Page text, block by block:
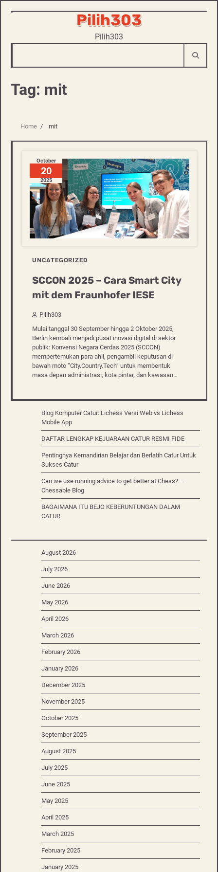
Skip
Pilih303
Pilih303
Tag: mit
Home mit
October
20
2025
UNCATEGORIZED
SCCON 2025 – Cara Smart City
mit dem Fraunhofer IESE
Pilih303
Mulai tanggal 30 September hingga 2 Oktober 2025,
Berlin kembali menjadi pusat inovasi digital di sektor
publik: Konvensi Negara Cerdas 2025 (SCCON)
mempertemukan para ahli, pengambil keputusan di
bawah moto “City.Country.Tech” untuk membentuk
masa depan administrasi, kota pintar, dan kawasan…
Blog Komputer Catur: Lichess Versi Web vs Lichess
Mobile App
DAFTAR LENGKAP KEJUARAAN CATUR RESMI FIDE
Pentingnya Kemandirian Belajar dan Berlatih Catur Untuk
Sukses Catur
Can we use running advice to get better at Chess? –
Chessable Blog
BAGAIMANA ITU BEJO KEBERUNTUNGAN DALAM
CATUR
August 2026
July 2026
June 2026
May 2026
April 2026
March 2026
February 2026
January 2026
December 2025
November 2025
October 2025
September 2025
August 2025
July 2025
June 2025
May 2025
April 2025
March 2025
February 2025
January 2025